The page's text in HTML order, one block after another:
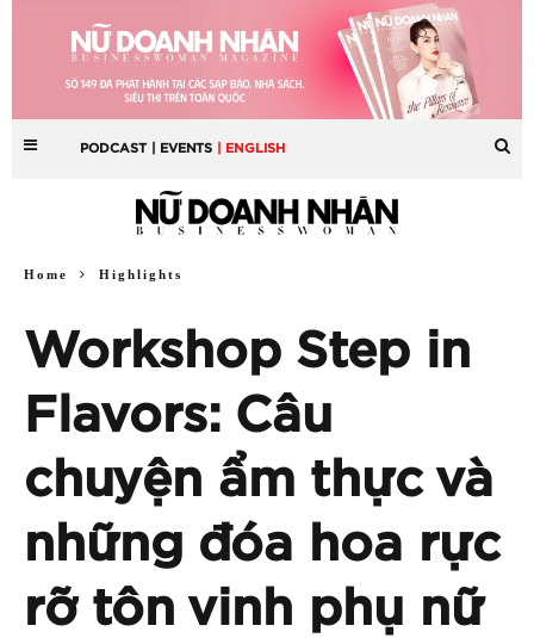
PODCAST | EVENTS | ENGLISH
Home Highlights
Workshop Step in
Flavors: Câu
chuyện ẩm thực và
những đóa hoa rực
rỡ tôn vinh phụ nữ